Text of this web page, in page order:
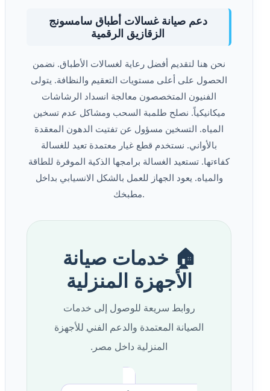
دعم صيانة غسالات أطباق سامسونج
الزقازيق الرقمية
نحن هنا لتقديم أفضل رعاية لغسالات الأطباق. نضمن
الحصول على أعلى مستويات التعقيم والنظافة. يتولى
الفنيون المتخصصون معالجة انسداد الرشاشات
ميكانيكياً. نصلح طلمبة السحب ومشاكل عدم تسخين
المياه. التسخين مسؤول عن تفتيت الدهون المعقدة
بالأواني. نستخدم قطع غيار معتمدة تعيد للغسالة
كفاءتها. تستعيد الغسالة برامجها الذكية الموفرة للطاقة
والمياه. يعود الجهاز للعمل بالشكل الانسيابي بداخل
مطبخك.
🏠 خدمات صيانة
الأجهزة المنزلية
روابط سريعة للوصول إلى خدمات
الصيانة المعتمدة والدعم الفني للأجهزة
المنزلية داخل مصر.